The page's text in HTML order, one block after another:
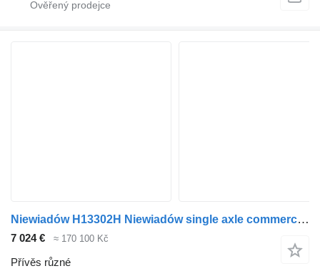
Niewiadów H13302H Niewiadów single axle commercial trailer
7 024 € ≈ 170 100 Kč
Přívěs různé